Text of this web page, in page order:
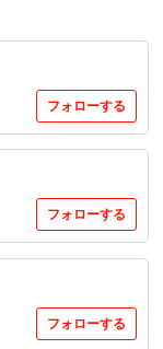
フォローする
フォローする
フォローする